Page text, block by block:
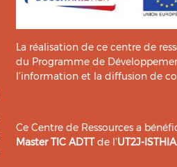
La réalisation de ce centre de
du Programme de
l’information et la diffusion de
Ce Centre de Ressources a
Master TIC ADTTde l’UT2J-ISTHIA